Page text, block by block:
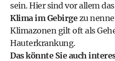
sein. Hier sind vor allem das
Klima im Gebirgezu
Klimazonen gilt oft als
Hauterkrankung.
Das könnte Sie auch